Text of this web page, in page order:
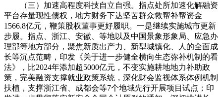
（三）加速高程度科技自立自强。指点处所加速化解融资
平台存量现性债权，地方财务下达坚苦群众救帮补帮资金
1566.8亿元，鞭策股权董事更好履职。一是继续实施城市更新
步履。指点、浙江、安徽、等地以及中国景象形象局、应急办
理部等地方部分，聚焦新质出产力、新型城镇化、人的全面成
长等沉点范畴，印发《关于进一步健全横向生态弥补机制的看
法》，比2024年添加超5000亿元，不变实施耕地地力补助政
策，完美融资支撑就业政策系统，深化财会监视体系体例机制
扶植，支撑浙江省、成都会等7个地域先行开展项目试点；印